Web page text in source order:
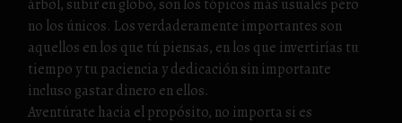
árbol, subir en globo, son los tópicos más usuales pero
no los únicos. Los verdaderamente importantes son
aquellos en los que tú piensas, en los que invertirías tu
tiempo y tu paciencia y dedicación sin importante
incluso gastar dinero en ellos.
Aventúrate hacia el propósito, no importa si es